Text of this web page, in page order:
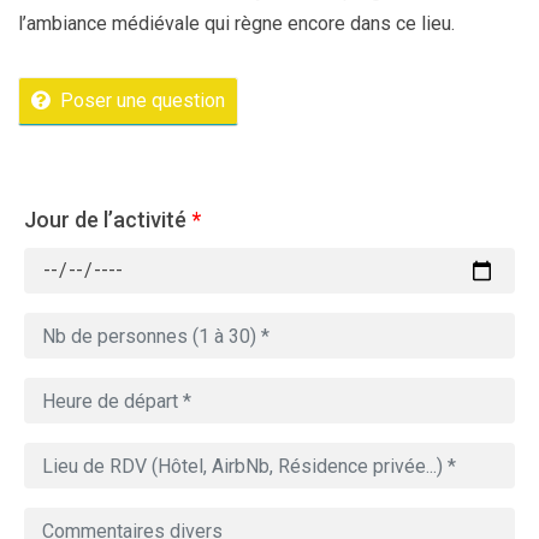
l’ambiance médiévale qui règne encore dans ce lieu.
Poser une question
Jour de l’activité *